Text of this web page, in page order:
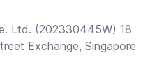
Ltd. (202330445W) 18
Exchange, Singapore